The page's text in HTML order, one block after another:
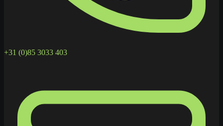
+31 (0)85 3033 403